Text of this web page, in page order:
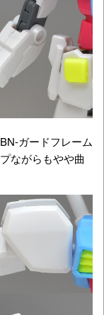
ガードフレーム
ながらもやや曲